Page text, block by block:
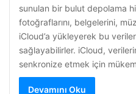
sunulan bir bulut depolama
fotoğraflarını, belgelerini,
iCloud’a yükleyerek bu
sağlayabilirler. iCloud,
senkronize etmek için
Devamını Oku